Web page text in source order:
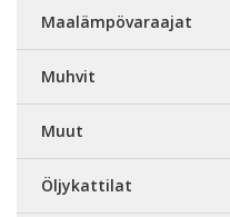
Maalämpövaraajat
Muhvit
Muut
Öljykattilat